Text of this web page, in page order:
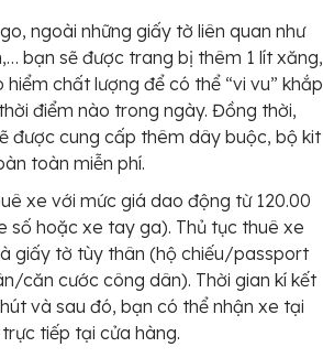
ngoài những giấy tờ liên quan như
bạn sẽ được trang bị thêm 1 lít xăng,
chất lượng để có thể “vi vu” khắp
điểm nào trong ngày. Đồng thời,
được cung cấp thêm dây buộc, bộ kit
toàn miễn phí.
xe với mức giá dao động từ 120.00
số hoặc xe tay ga). Thủ tục thuê xe
giấy tờ tùy thân (hộ chiếu/passport
căn cước công dân). Thời gian kí kết
và sau đó, bạn có thể nhận xe tại
tiếp tại cửa hàng.